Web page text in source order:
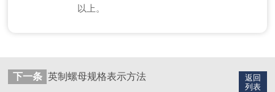
以上。
返回
列表
下一条 英制螺母规格表示方法